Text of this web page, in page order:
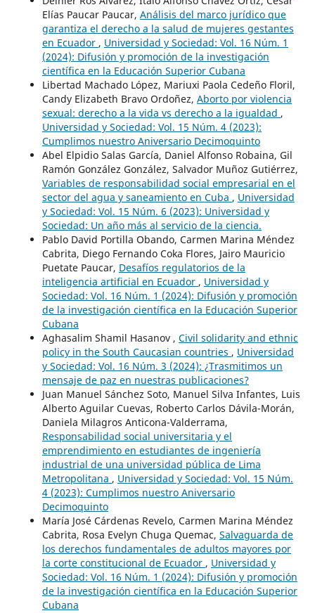
Elías Paucar Paucar, Análisis del marco jurídico que
garantiza el derecho a la salud de mujeres gestantes
en Ecuador , Universidad y Sociedad: Vol. 16 Núm. 1
(2024): Difusión y promoción de la investigación
científica en la Educación Superior Cubana
Libertad Machado López, Mariuxi Paola Cedeño Floril,
Candy Elizabeth Bravo Ordoñez, Aborto por violencia
sexual: derecho a la vida vs derecho a la igualdad ,
Universidad y Sociedad: Vol. 15 Núm. 4 (2023):
Cumplimos nuestro Aniversario Decimoquinto
Abel Elpidio Salas García, Daniel Alfonso Robaina, Gil
Ramón González González, Salvador Muñoz Gutiérrez,
Variables de responsabilidad social empresarial en el
sector del agua y saneamiento en Cuba , Universidad
y Sociedad: Vol. 15 Núm. 6 (2023): Universidad y
Sociedad: Un año más al servicio de la ciencia.
Pablo David Portilla Obando, Carmen Marina Méndez
Cabrita, Diego Fernando Coka Flores, Jairo Mauricio
Puetate Paucar, Desafíos regulatorios de la
inteligencia artificial en Ecuador , Universidad y
Sociedad: Vol. 16 Núm. 1 (2024): Difusión y promoción
de la investigación científica en la Educación Superior
Cubana
Aghasalim Shamil Hasanov , Civil solidarity and ethnic
policy in the South Caucasian countries , Universidad
y Sociedad: Vol. 16 Núm. 3 (2024): ¿Trasmitimos un
mensaje de paz en nuestras publicaciones?
Juan Manuel Sánchez Soto, Manuel Silva Infantes, Luis
Alberto Aguilar Cuevas, Roberto Carlos Dávila-Morán,
Daniela Milagros Anticona-Valderrama,
Responsabilidad social universitaria y el
emprendimiento en estudiantes de ingeniería
industrial de una universidad pública de Lima
Metropolitana , Universidad y Sociedad: Vol. 15 Núm.
4 (2023): Cumplimos nuestro Aniversario
Decimoquinto
María José Cárdenas Revelo, Carmen Marina Méndez
Cabrita, Rosa Evelyn Chuga Quemac, Salvaguarda de
los derechos fundamentales de adultos mayores por
la corte constitucional de Ecuador , Universidad y
Sociedad: Vol. 16 Núm. 1 (2024): Difusión y promoción
de la investigación científica en la Educación Superior
Cubana